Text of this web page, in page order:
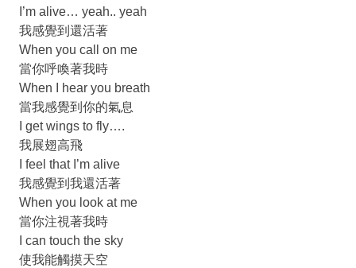
I’m alive… yeah.. yeah
我感覺到還活著
When you call on me
當你呼喚著我時
When I hear you breath
當我感覺到你的氣息
I get wings to fly….
我展翅高飛
I feel that I’m alive
我感覺到我還活著
When you look at me
當你注視著我時
I can touch the sky
使我能觸摸天空